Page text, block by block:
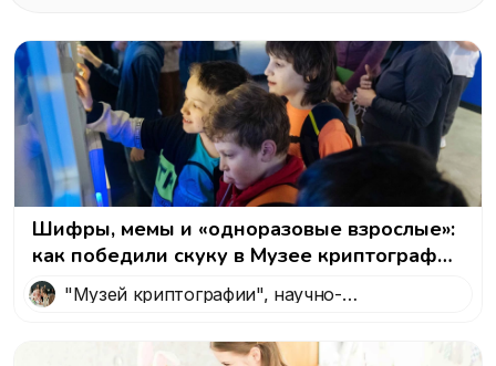
Шифры, мемы и «одноразовые взрослые»:
как победили скуку в Музее криптографии
— интересный вариант, куда пойти с
детьми в Москве
"Музей криптографии", научно-